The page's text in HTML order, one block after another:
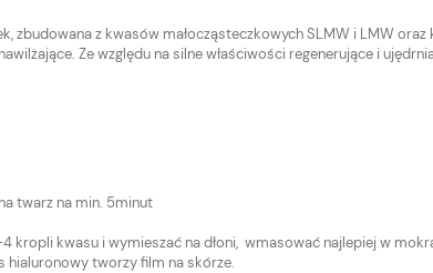
zbudowana z kwasów małocząsteczkowych SLMW i LMW oraz
Ze względu na silne właściwości regenerujące i
twarz na min. 5minut
kwasu i wymieszać na dłoni, wmasować najlepiej w
hialuronowy tworzy film na skórze.